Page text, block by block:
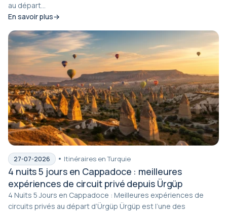
au départ...
En savoir plus
27-07-2026 Itinéraires en Turquie
4 nuits 5 jours en Cappadoce : meilleures
expériences de circuit privé depuis Ürgüp
4 Nuits 5 Jours en Cappadoce : Meilleures expériences de
circuits privés au départ d’Ürgüp Ürgüp est l’une des